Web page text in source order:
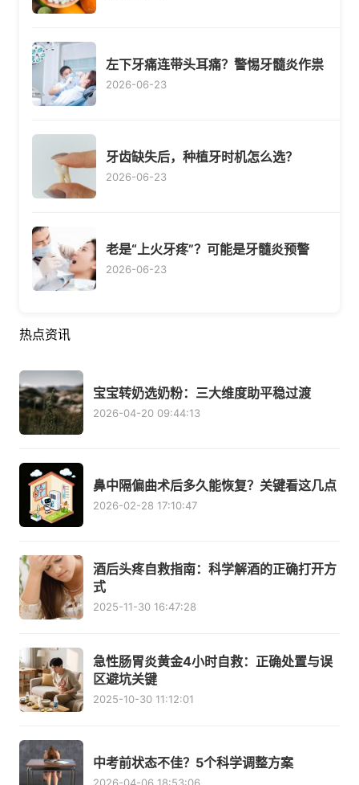
左下牙痛连带头耳痛？警惕牙髓炎作祟
2026-06-23
牙齿缺失后，种植牙时机怎么选？
2026-06-23
老是“上火牙疼”？可能是牙髓炎预警
2026-06-23
热点资讯
宝宝转奶选奶粉：三大维度助平稳过渡
2026-04-20 09:44:13
鼻中隔偏曲术后多久能恢复？关键看这几点
2026-02-28 17:10:47
酒后头疼自救指南：科学解酒的正确打开方
式
2025-11-30 16:47:28
急性肠胃炎黄金4小时自救：正确处置与误
区避坑关键
2025-10-30 11:12:01
中考前状态不佳？5个科学调整方案